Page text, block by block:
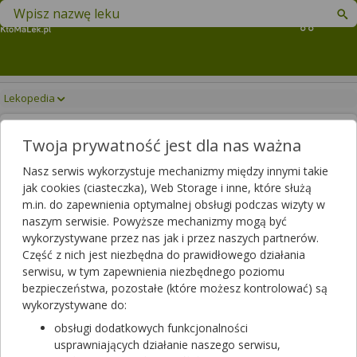
Koszyk
Znajdź lek w swojej okolicy
Lekopedia
VOLULYTE Drukuj/Zapisz
Volulyte 6%
Twoja prywatność jest dla nas ważna
Nasz serwis wykorzystuje mechanizmy między innymi takie
jak cookies (ciasteczka), Web Storage i inne, które służą
m.in. do zapewnienia optymalnej obsługi podczas wizyty w
naszym serwisie. Powyższe mechanizmy mogą być
wykorzystywane przez nas jak i przez naszych partnerów.
Część z nich jest niezbędna do prawidłowego działania
serwisu, w tym zapewnienia niezbędnego poziomu
bezpieczeństwa, pozostałe (które możesz kontrolować) są
wykorzystywane do:
obsługi dodatkowych funkcjonalności
usprawniających działanie naszego serwisu,